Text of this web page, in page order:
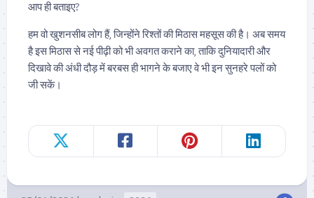
आप ही बताइए?
हम वो खुशनसीब लोग हैं, जिन्होंने रिश्तों की मिठास महसूस की है। अब समय
है इस मिठास से नई पीढ़ी को भी अवगत कराने का, ताकि दुनियादारी और
दिखावे की अंधी दौड़ में बरबस ही भागने के बजाए वे भी इन सुनहरे पलों को
जी सकें।